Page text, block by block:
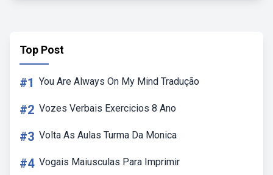
Top Post
#1 You Are Always On My Mind Tradução
#2 Vozes Verbais Exercicios 8 Ano
#3 Volta As Aulas Turma Da Monica
#4 Vogais Maiusculas Para Imprimir